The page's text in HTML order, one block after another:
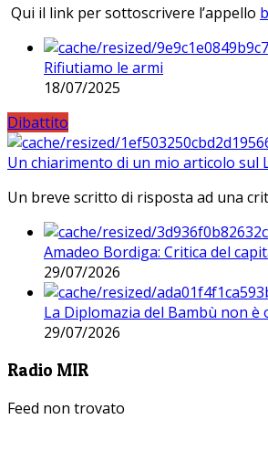
Qui il link per sottoscrivere l’appello
Rifiutiamo le armi
18/07/2025
Dibattito
Un chiarimento di un mio articolo sul
Un breve scritto di risposta ad una
Amadeo Bordiga: Critica del
29/07/2026
La Diplomazia del Bambù non
29/07/2026
Radio MIR
Feed non trovato